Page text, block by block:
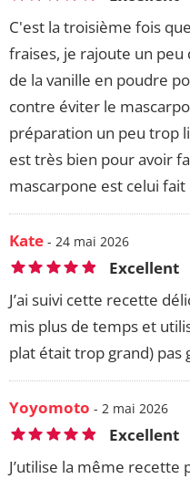
C'est la troisième fois
fraises, je rajoute un
de la vanille en poudre
contre éviter le
préparation un peu trop
est très bien pour avoir
mascarpone est celui fait
Kate - 24 mai 2026
Excellent
J’ai suivi cette recette
mis plus de temps et
plat était trop grand) pas
Yoyomoto - 2 mai 2026
Excellent
J’utilise la même recette